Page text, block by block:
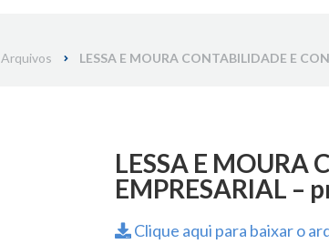
Arquivos LESSA E MOURA CONTABILIDADE E
LESSA E MOURA
EMPRESARIAL
Clique aqui para baixar o